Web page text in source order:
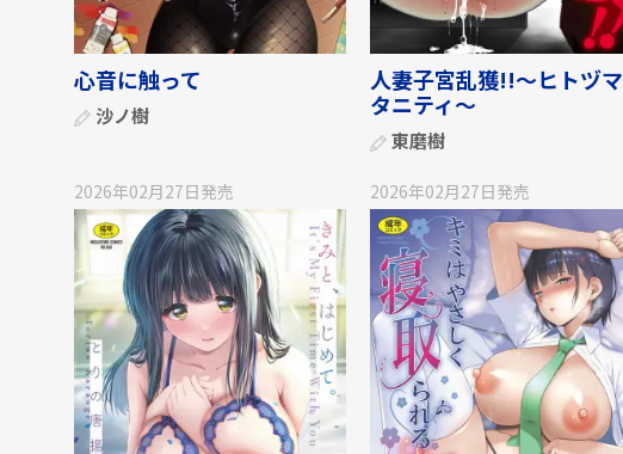
心音に触って
沙ノ樹
人妻子宮乱獲!!〜ヒトヅマ
タニティ〜
東磨樹
2026年02月27日発売 2026年02月27日発売